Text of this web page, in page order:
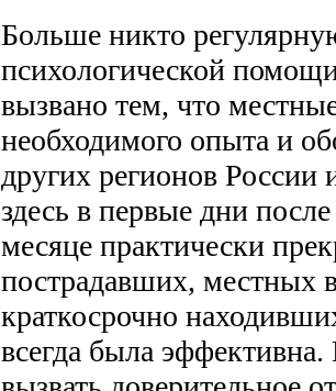
Больше никто
психологической
вызвано тем, что
необходимого опыта и
других регионов России
здесь в первые дни
месяце практически
пострадавших, местных
краткосрочно
всегда была